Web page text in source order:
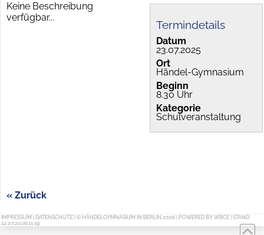
Termindetails
Datum
23.07.2025
Ort
Händel-Gymnasium
Beginn
8.30 Uhr
Kategorie
Schulveranstaltung
Keine Beschreibung
verfügbar...
« Zurück
IMPRESSUM DATENSCHUTZ | © HÄNDELGYMNASIUM IN BERLIN 2026 | POWERED BY WBCE | STAND
12.07.2026:11:19